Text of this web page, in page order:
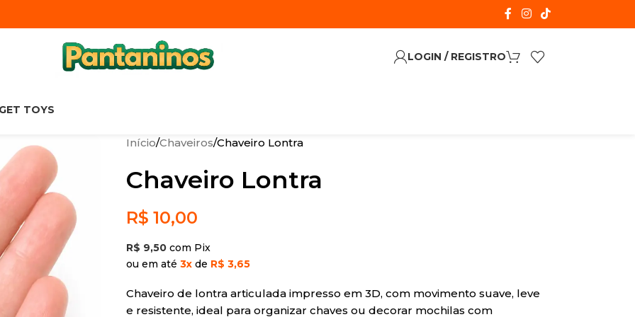
LOGIN / REGISTRO
TOYS
Início Chaveiros Chaveiro Lontra
Chaveiro Lontra
R$ 10,00
R$ 9,50com Pix
ou em até 3xde R$ 3,65
Chaveiro de lontra articulada impresso em 3D, com movimento suave, leve
e resistente, ideal para organizar chaves ou decorar mochilas com